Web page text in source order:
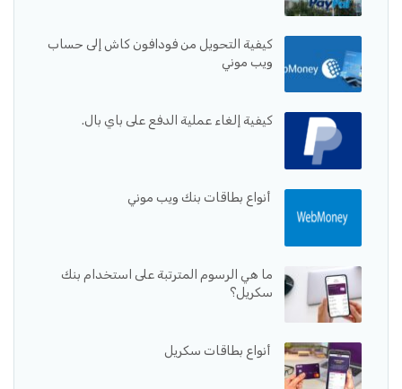
كيفية التحويل من فودافون كاش إلى حساب
ويب موني
كيفية إلغاء عملية الدفع على باي بال.
أنواع بطاقات بنك ويب موني
ما هي الرسوم المترتبة على استخدام بنك
سكريل؟
أنواع بطاقات سكريل